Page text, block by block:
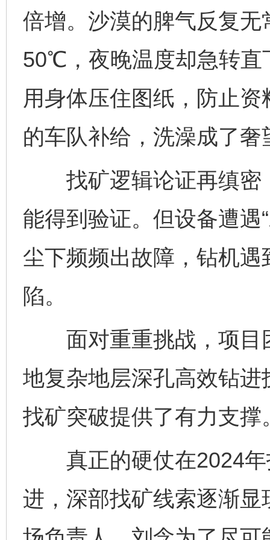
倍增。沙漠的脾气反复
50℃，夜晚温度却急转直
用身体压住图纸，防止
的车队补给，洗澡成了
找矿逻辑论证再缜密
能得到验证。但设备遭遇
尘下频频出故障，钻机
陷。
面对重重挑战，项目
地复杂地层深孔高效钻
找矿突破提供了有力支撑
真正的硬仗在2024年
进，深部找矿线索逐渐